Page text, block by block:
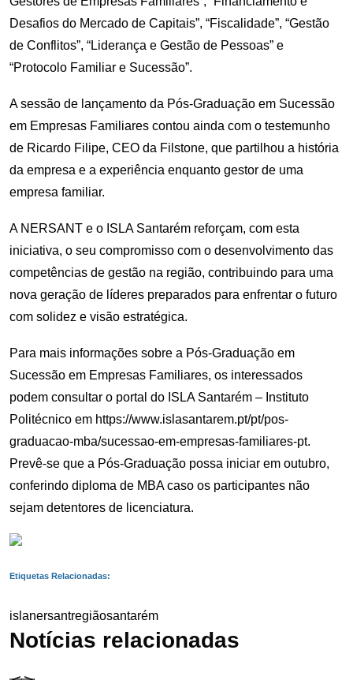
Desafios do Mercado de Capitais”, “Fiscalidade”, “Gestão
de Conflitos”, “Liderança e Gestão de Pessoas” e
“Protocolo Familiar e Sucessão”.
A sessão de lançamento da Pós-Graduação em Sucessão
em Empresas Familiares contou ainda com o testemunho
de Ricardo Filipe, CEO da Filstone, que partilhou a história
da empresa e a experiência enquanto gestor de uma
empresa familiar.
A NERSANT e o ISLA Santarém reforçam, com esta
iniciativa, o seu compromisso com o desenvolvimento das
competências de gestão na região, contribuindo para uma
nova geração de líderes preparados para enfrentar o futuro
com solidez e visão estratégica.
Para mais informações sobre a Pós-Graduação em
Sucessão em Empresas Familiares, os interessados
podem consultar o portal do ISLA Santarém – Instituto
Politécnico em https://www.islasantarem.pt/pt/pos-
graduacao-mba/sucessao-em-empresas-familiares-pt.
Prevê-se que a Pós-Graduação possa iniciar em outubro,
conferindo diploma de MBA caso os participantes não
sejam detentores de licenciatura.
Etiquetas Relacionadas:
islanersantregiãosantarém
Notícias relacionadas